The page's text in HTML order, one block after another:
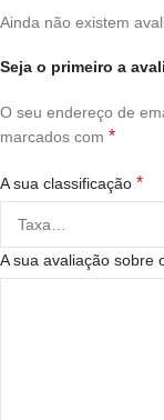
Ainda não existem
Seja o primeiro a
O seu endereço de
marcados com *
A sua classificação *
A sua avaliação sobre